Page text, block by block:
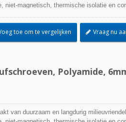
niet-magnetisch, thermische isolatie en
toe om te vergelijken Vraag nu
Polyamide,
van duurzaam en langdurig